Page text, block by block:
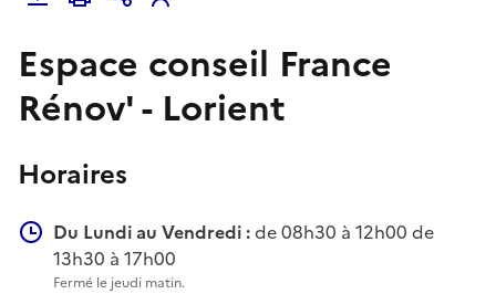
Espace conseil France
Rénov' - Lorient
Horaires
Du Lundi au Vendredi :de 08h30 à 12h00 de
13h30 à 17h00
Fermé le jeudi matin.